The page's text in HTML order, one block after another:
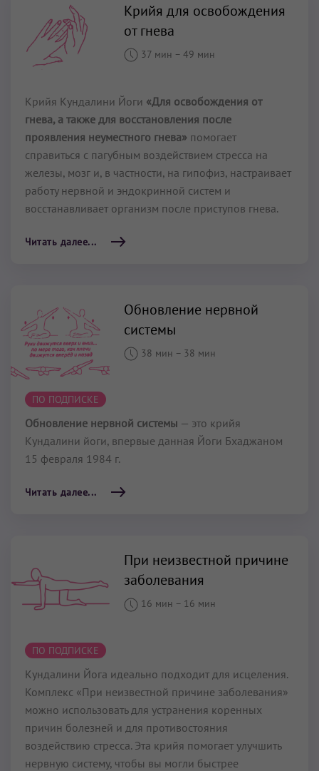
Крийя для освобождения
от гнева
37 мин –49 мин
Крийя Кундалини Йоги «Для освобождения от
гнева, а также для восстановления после
проявления неуместного гнева» помогает
справиться с пагубным воздействием стресса на
железы, мозг и, в частности, на гипофиз, настраивает
работу нервной и эндокринной систем и
восстанавливает организм после приступов гнева.
Читать далее...
Обновление нервной
системы
38 мин – 38 мин
ПО ПОДПИСКЕ
Обновление нервной системы — это крийя
Кундалини йоги, впервые данная Йоги Бхаджаном
15 февраля 1984 г.
Читать далее...
При неизвестной причине
заболевания
16 мин – 16 мин
ПО ПОДПИСКЕ
Кундалини Йога идеально подходит для исцеления.
Комплекс «При неизвестной причине заболевания»
можно использовать для устранения коренных
причин болезней и для противостояния
воздействию стресса. Эта крийя помогает улучшить
нервную систему, чтобы вы могли быстрее